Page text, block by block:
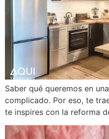
Saber qué queremos en
complicado. Por eso, te
te inspires con la reforma